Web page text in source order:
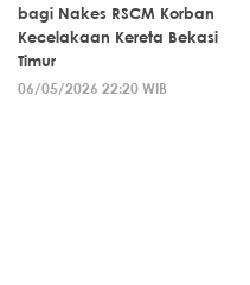
bagi Nakes RSCM Korban
Kecelakaan Kereta Bekasi
Timur
06/05/2026 22:20 WIB